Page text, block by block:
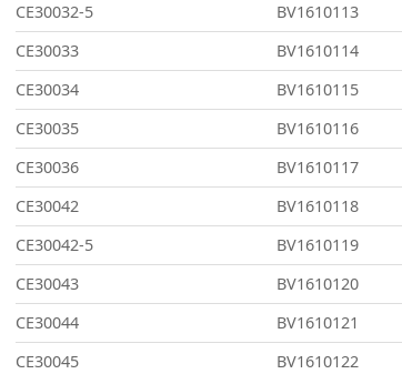
CE30032-5
BV1610113
CE30033
BV1610114
CE30034
BV1610115
CE30035
BV1610116
CE30036
BV1610117
CE30042
BV1610118
CE30042-5
BV1610119
CE30043
BV1610120
CE30044
BV1610121
CE30045
BV1610122